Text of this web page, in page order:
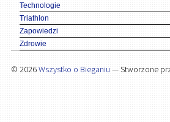
Technologie
Triathlon
Zapowiedzi
Zdrowie
© 2026Wszystko o Bieganiu — Stworzone